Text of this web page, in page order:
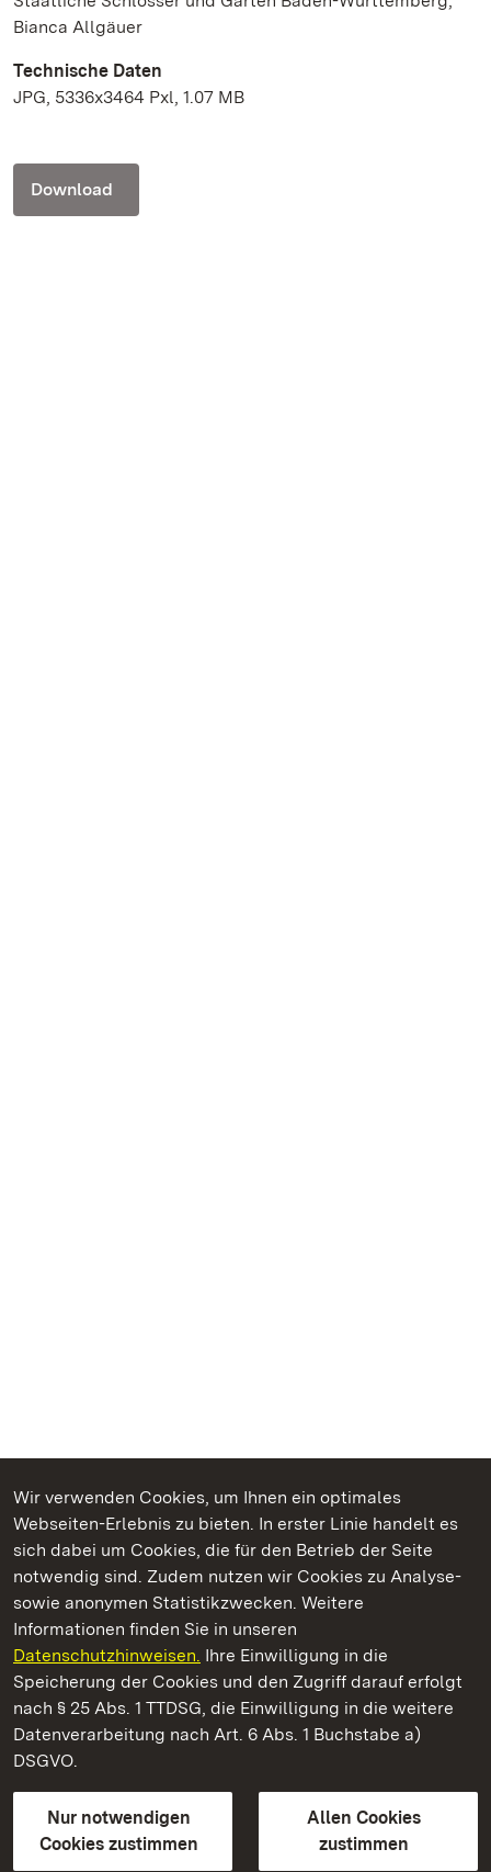
Wir verwenden Cookies, um Ihnen ein optimales
Webseiten-Erlebnis zu bieten. In erster Linie handelt es
sich dabei um Cookies, die für den Betrieb der Seite
notwendig sind. Zudem nutzen wir Cookies zu Analyse-
sowie anonymen Statistikzwecken. Weitere
Informationen finden Sie in unseren
Datenschutzhinweisen. Ihre Einwilligung in die
Speicherung der Cookies und den Zugriff darauf erfolgt
nach § 25 Abs. 1 TTDSG, die Einwilligung in die weitere
Datenverarbeitung nach Art. 6 Abs. 1 Buchstabe a)
DSGVO.
Nur notwendigen
Cookies zustimmen
Allen Cookies
zustimmen
Bianca Allgäuer
Technische Daten
JPG, 5336x3464 Pxl, 1.07 MB
Download
Kommen. Staunen. Genießen.
Schloss Favorite Rastatt
Staatliche Schlösser und Gärten Baden-Württemberg
Kontakt
GebärdenspracheLeichte Sprache
Erklärung zur Barrierefreiheit
BITV-konform (geprüfte Seiten)